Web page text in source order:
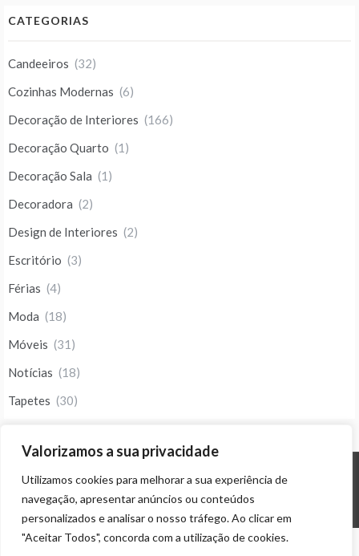
Valorizamos a sua privacidade
Utilizamos cookies para melhorar a sua experiência de
navegação, apresentar anúncios ou conteúdos
personalizados e analisar o nosso tráfego. Ao clicar em
"Aceitar Todos", concorda com a utilização de cookies.
CATEGORIAS
Candeeiros (32)
Cozinhas Modernas (6)
Decoração de Interiores (166)
Decoração Quarto (1)
Decoração Sala (1)
Decoradora (2)
Design de Interiores (2)
Escritório (3)
Férias (4)
Moda (18)
Móveis (31)
Notícias (18)
Tapetes (30)